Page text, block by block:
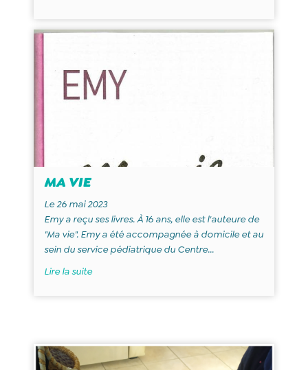
MA VIE
Le 26 mai 2023
Emy a reçu ses livres. À 16 ans, elle est l'auteure de
"Ma vie". Emy a été accompagnée à domicile et au
sein du service pédiatrique du Centre...
Lire la suite